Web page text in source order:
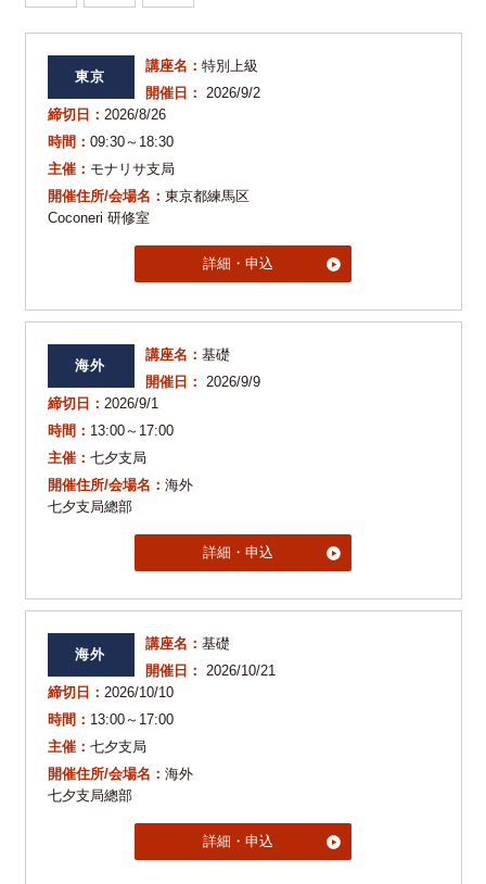
東京
講座名： 特別上級
開催日： 2026/9/2
締切日： 2026/8/26
時間： 09:30～18:30
主催： モナリサ支局
開催住所/会場名： 東京都練馬区
Coconeri 研修室
詳細・申込
海外
講座名： 基礎
開催日： 2026/9/9
締切日： 2026/9/1
時間： 13:00～17:00
主催： 七夕支局
開催住所/会場名： 海外
七夕支局總部
詳細・申込
海外
講座名： 基礎
開催日： 2026/10/21
締切日： 2026/10/10
時間： 13:00～17:00
主催： 七夕支局
開催住所/会場名： 海外
七夕支局總部
詳細・申込